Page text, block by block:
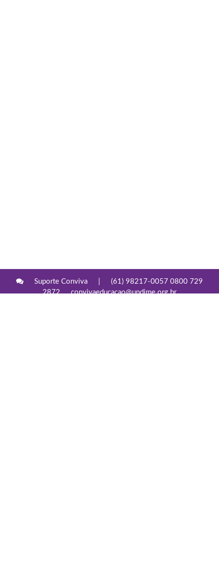
Suporte Conviva
(61) 98217-0057 0800 729
2872
convivaeducacao@undime.org.br